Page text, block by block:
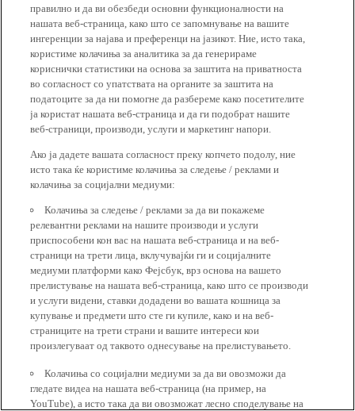
правилно и да ви обезбеди основни функционалности на
нашата веб-страница, како што се запомнување на вашите
ингеренции за најава и преференци на јазикот. Ние, исто така,
користиме колачиња за аналитика за да генерираме
кориснички статистики на основа за заштита на приватноста
во согласност со упатствата на органите за заштита на
податоците за да ни помогне да разбереме како посетителите
ја користат нашата веб-страница и да ги подобрат нашите
веб-страници, производи, услуги и маркетинг напори.
Ако ја дадете вашата согласност преку копчето подолу, ние
исто така ќе користиме колачиња за следење / реклами и
колачиња за социјални медиуми:
Колачиња за следење / реклами за да ви покажеме
релевантни реклами на нашите производи и услуги
приспособени кон вас на нашата веб-страница и на веб-
страници на трети лица, вклучувајќи ги и социјалните
медиуми платформи како Фејсбук, врз основа на вашето
прелистување на нашата веб-страница, како што се производи
и услуги видени, ставки додадени во вашата кошница за
купување и предмети што сте ги купиле, како и на веб-
страниците на трети страни и вашите интереси кои
произлегуваат од таквото однесување на прелистувањето.
Колачиња со социјални медиуми за да ви овозможи да
гледате видеа на нашата веб-страница (на пример, на
YouTube), а исто така да ви овозможат лесно споделување на